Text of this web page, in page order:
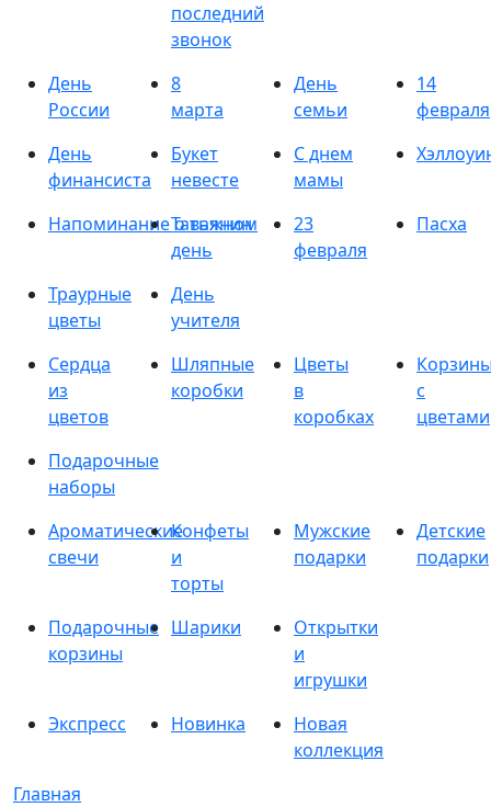
последний
звонок
День
России
8
марта
День
семьи
14
февраля
День
финансиста
Букет
невесте
С днем
мамы
Напоминание о важном
Татьянин
день
23
февраля
Пасха
Траурные
цветы
День
учителя
Сердца
из
цветов
Шляпные
коробки
Цветы
в
коробках
с
цветами
Подарочные
наборы
Ароматические
свечи
Конфеты
и
торты
Мужские
подарки
Детские
подарки
Подарочные
корзины
Шарики
Открытки
и
игрушки
Экспресс
Новинка
Новая
коллекция
Главная